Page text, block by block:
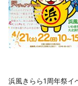
浜風きらら1周年祭イ